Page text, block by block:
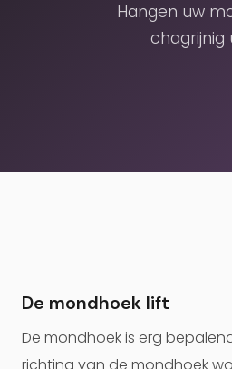
Hangen uw
chagrijnig
De mondhoek lift
De mondhoek is erg